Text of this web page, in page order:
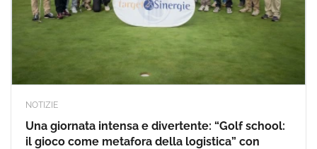
NOTIZIE
Una giornata intensa e divertente: “Golf school:
il gioco come metafora della logistica” con